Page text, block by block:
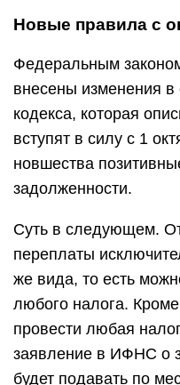
Новые правила с
Федеральным
внесены изменения в
кодекса, которая
вступят в силу с 1
новшества
задолженности.
Суть в следующем.
переплаты
же вида, то есть
любого налога. Кроме
провести любая
заявление в ИФНС о
будет подавать по